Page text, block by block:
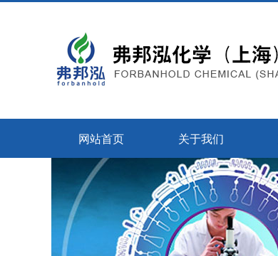
网站首页 关于我们